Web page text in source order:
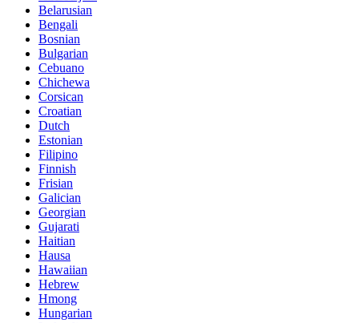
Belarusian
Bengali
Bosnian
Bulgarian
Cebuano
Chichewa
Corsican
Croatian
Dutch
Estonian
Filipino
Finnish
Frisian
Galician
Georgian
Gujarati
Haitian
Hausa
Hawaiian
Hebrew
Hmong
Hungarian